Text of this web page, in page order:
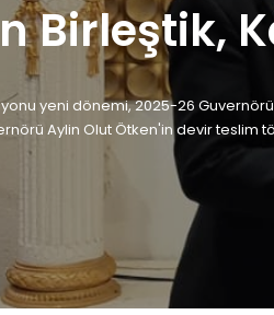
Birleştik,
yeni dönemi, 2025-26
Aylin Olut Ötken'in devir teslim